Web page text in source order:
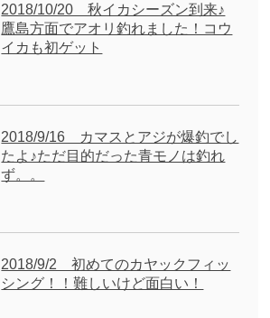
2018/10/20 秋イカシーズン到来♪
鷹島方面でアオリ釣れました！コウ
イカも初ゲット
2018/9/16 カマスとアジが爆釣でし
たよ♪ただ目的だった青モノは釣れ
ず。。
2018/9/2 初めてのカヤックフィッ
シング！！難しいけど面白い！